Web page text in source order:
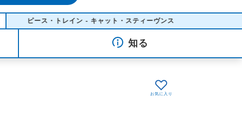
ピース・トレイン - キャット・スティーヴンス
知る